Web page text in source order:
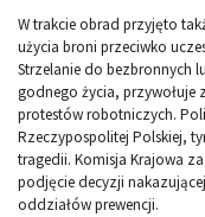
W trakcie obrad przyjęto
użycia broni przeciwko
Strzelanie do bezbronnych
godnego życia, przywołuje
protestów robotniczych.
Rzeczypospolitej Polskiej,
tragedii. Komisja Krajowa
podjęcie decyzji
oddziałów prewencji.